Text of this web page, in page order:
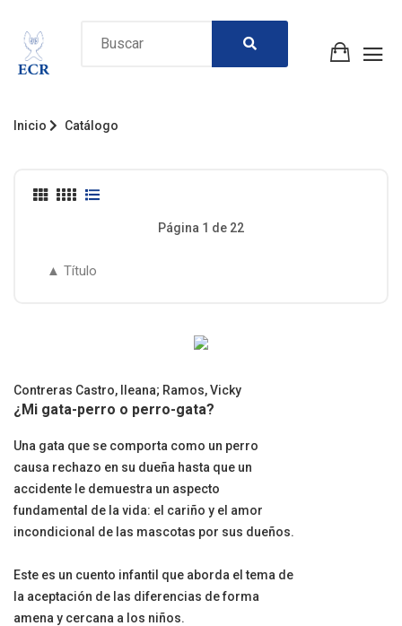
Inicio Catálogo
Página 1 de 22
Contreras Castro, Ileana; Ramos, Vicky
¿Mi gata-perro o perro-gata?
Una gata que se comporta como un perro
causa rechazo en su dueña hasta que un
accidente le demuestra un aspecto
fundamental de la vida: el cariño y el amor
incondicional de las mascotas por sus dueños.
Este es un cuento infantil que aborda el tema de
la aceptación de las diferencias de forma
amena y cercana a los niños.